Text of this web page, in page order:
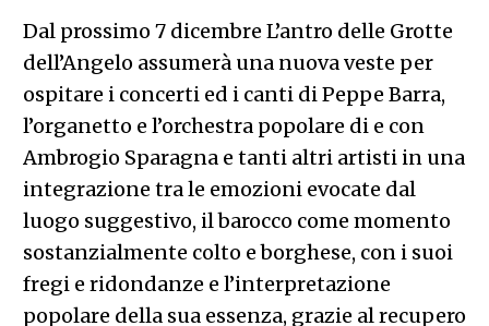
Dal prossimo 7 dicembre L’antro delle Grotte
dell’Angelo assumerà una nuova veste per
ospitare i concerti ed i canti di Peppe Barra,
l’organetto e l’orchestra popolare di e con
Ambrogio Sparagna e tanti altri artisti in una
integrazione tra le emozioni evocate dal
luogo suggestivo, il barocco come momento
sostanzialmente colto e borghese, con i suoi
fregi e ridondanze e l’interpretazione
popolare della sua essenza, grazie al recupero